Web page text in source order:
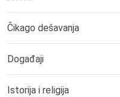
Čikago dešavanja
Događaji
Istorija i religija